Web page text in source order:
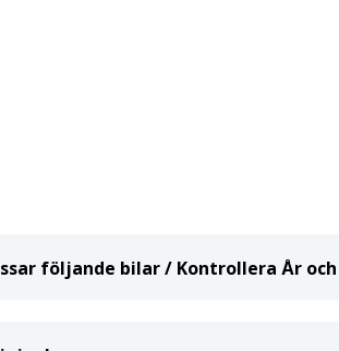
följande bilar / Kontrollera År